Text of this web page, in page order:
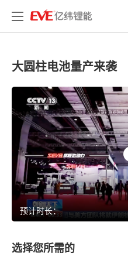
大圆柱电池量产来袭
预计时长：
选择您所需的